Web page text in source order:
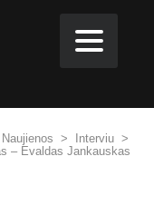
Naujienos > Interviu >
– Evaldas Jankauskas